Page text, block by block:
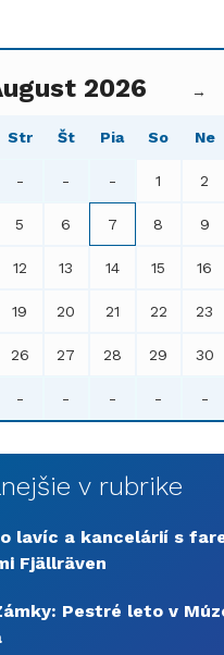
2026 →
Str Št Pia So Ne
- - - 1 2
5 6 7 8 9
12 13 14 15 16
19 20 21 22 23
26 27 28 29 30
- - - - -
v rubrike
lavíc a kancelárií s
Fjällräven
Pestré leto v